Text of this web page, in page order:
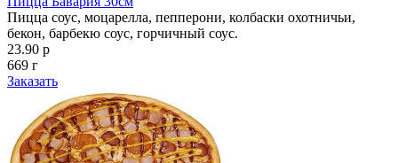
Пицца соус, моцарелла, пепперони, колбаски охотничьи,
бекон, барбекю соус, горчичный соус.
23.90 р
669 г
Заказать